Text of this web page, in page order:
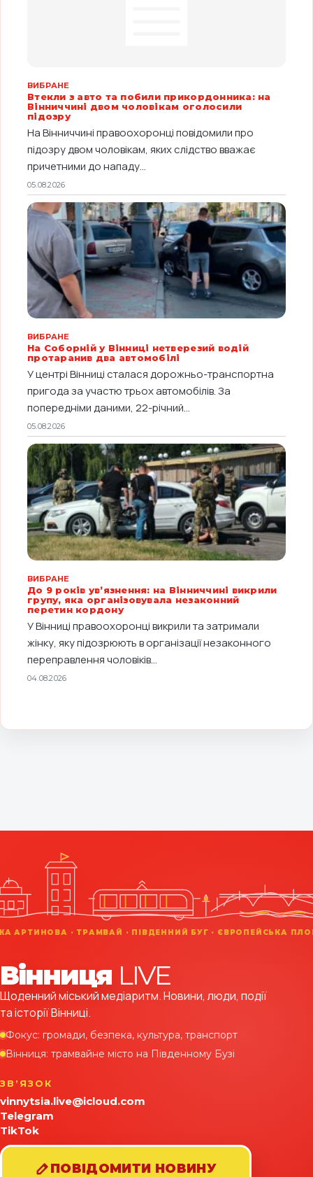
Вінниця LIVE
Щоденний міський медіаритм. Новини, люди, події
та історії Вінниці.
Фокус: громади, безпека, культура, транспорт
Вінниця: трамвайне місто на Південному Бузі
ЗВʼЯЗОК
vinnytsia.live@icloud.com
Telegram
TikTok
ПОВІДОМИТИ НОВИНУ